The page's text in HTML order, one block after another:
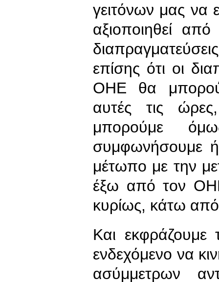
γειτόνων μας να
αξιοποιηθεί
επίσης ότι οι
ΟΗΕ θα
αυτές τις
μπορούμε
συμφωνήσουμε
μέτωπο με την
έξω από τον
κυρίως, κάτω
Και εκφράζουμε
ενδεχόμενο να
ασύμμετρων